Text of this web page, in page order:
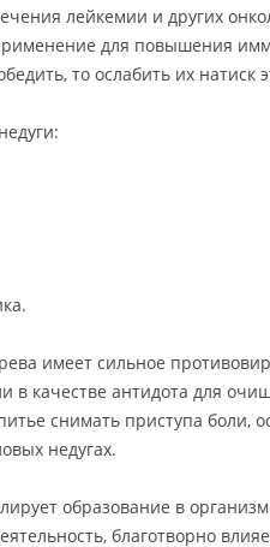
лейкемии и других
для повышения
то ослабить их натиск
имеет сильное
в качестве антидота для
снимать приступа боли,
недугах.
образование в
благотворно